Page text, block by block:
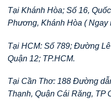
Tại Khánh Hòa; Số 16,
Phương, Khánh Hòa ( Ngay
Tại HCM: Số 789; Đường
Quận 12; TP.HCM.
Tại Cần Thơ: 188 Đường
Thạnh, Quận Cái Răng, TP